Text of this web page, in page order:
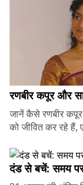
रणबीर कपूर और
जानें कैसे रणबीर
को जीवित कर रहे हैं,
दंड से बचें: समय